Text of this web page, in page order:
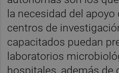
la necesidad del
centros de
capacitados puedan
laboratorios
hospitales, además de